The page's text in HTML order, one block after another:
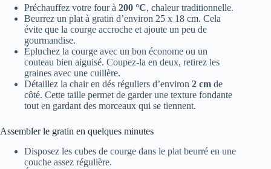
Préchauffez votre four à 200 °C, chaleur traditionnelle.
Beurrez un plat à gratin d’environ 25 x 18 cm. Cela
évite que la courge accroche et ajoute un peu de
gourmandise.
Épluchez la courge avec un bon économe ou un
couteau bien aiguisé. Coupez-la en deux, retirez les
graines avec une cuillère.
Détaillez la chair en dés réguliers d’environ 2 cm de
côté. Cette taille permet de garder une texture fondante
tout en gardant des morceaux qui se tiennent.
Assembler le gratin en quelques minutes
Disposez les cubes de courge dans le plat beurré en une
couche assez régulière.